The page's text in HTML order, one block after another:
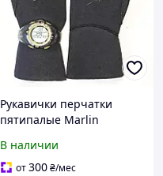
Рукавички перчатки
пятипалые Marlin
военных и подводных
охотников
В наличии
от300₴/мес